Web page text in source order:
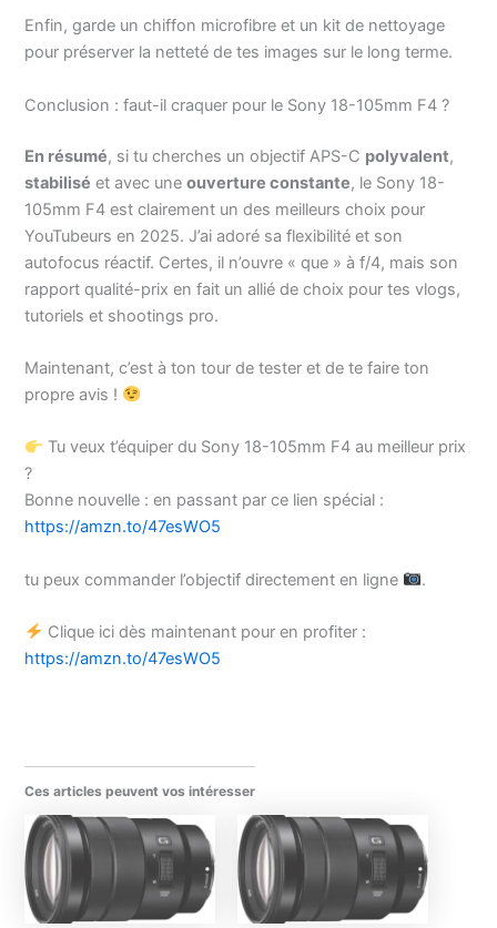
Enfin, garde un chiffon microfibre et un kit de nettoyage
pour préserver la netteté de tes images sur le long terme.
Conclusion : faut-il craquer pour le Sony 18-105mm F4 ?
En résumé, si tu cherches un objectif APS-C polyvalent,
stabilisé et avec uneouverture constante, le Sony 18-
105mm F4 est clairement un des meilleurs choix pour
YouTubeurs en 2025. J’ai adoré sa flexibilité et son
autofocus réactif. Certes, il n’ouvre « que » à f/4, mais son
rapport qualité-prix en fait un allié de choix pour tes vlogs,
tutoriels et shootings pro.
Maintenant, c’est à ton tour de tester et de te faire ton
propre avis !
Tu veux t’équiper du Sony 18-105mm F4 au meilleur prix
?
Bonne nouvelle : en passant par ce lien spécial :
https://amzn.to/47esWO5
tu peux commander l’objectif directement en ligne .
Clique ici dès maintenant pour en profiter :
https://amzn.to/47esWO5
Ces articles peuvent vos intéresser